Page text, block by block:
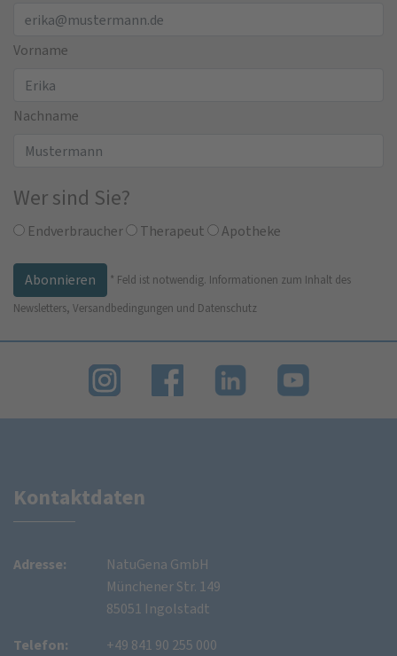
Vorname
Nachname
Wer sind Sie?
Endverbraucher Therapeut Apotheke
* Feld ist notwendig. Informationen zum Inhalt des
Newsletters, Versandbedingungen und Datenschutz
Kontaktdaten
Adresse:
NatuGena GmbH
Münchener Str. 149
85051 Ingolstadt
Telefon:
+49 841 90 255 000